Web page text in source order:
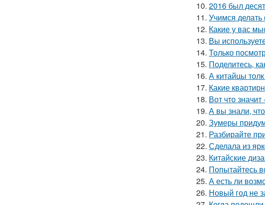
10. 2016 был
11. Учимся делать
12. Какие у вас
13. Вы
14. Только
15. Поделитесь,
16. А китайцы
17. Какие
18. Вот что
19. А вы знали,
20. Зумеры
21. Разбирайте
22. Сделала из
23. Китайские
24. Попытайтесь
25. А есть ли
26. Новый год не